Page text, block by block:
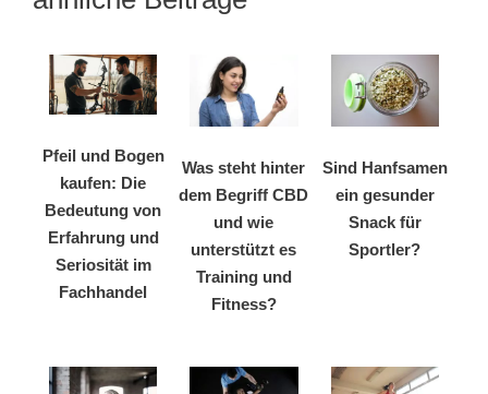
Pfeil und Bogen
kaufen: Die
Bedeutung von
Erfahrung und
Seriosität im
Fachhandel
Was steht hinter
dem Begriff CBD
und wie
unterstützt es
Training und
Fitness?
Sind Hanfsamen
ein gesunder
Snack für
Sportler?